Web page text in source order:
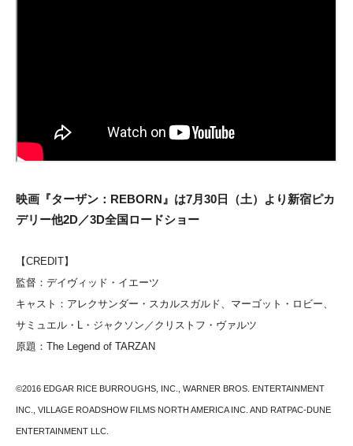
映画『ターザン：REBORN』は7月30日（土）より新宿ピカ
デリー他2D／3D全国ロードショー
【CREDIT】
監督：デイヴィッド・イエーツ
キャスト：アレクサンダー・スカルスガルド、マーゴット・ロビー、
サミュエル・L・ジャクソン／クリストフ・ヴァルツ
原題：The Legend of TARZAN
©2016 EDGAR RICE BURROUGHS, INC., WARNER BROS. ENTERTAINMENT
INC., VILLAGE ROADSHOW FILMS NORTH AMERICA INC. AND RATPAC-DUNE
ENTERTAINMENT LLC.